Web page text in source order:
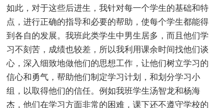
如此，对于这些后进生，我针对每一个学生的基础和特
点，进行正确的指导和必要的帮助，使每个学生都能得
到各自的发展。我班此类学生中男生居多，而且他们学
习不刻苦，成绩也较差，所以我利用课余时间找他们谈
心，深入细致地做他们的思想工作，让他们树立学习的
信心和勇气，帮助他们制定学习计划，和划分学习小
组，以取得他们的信任。例如我班学生汤智龙和杨海
杰，他们在学习方面非常的困难，课下还不遵守学校的